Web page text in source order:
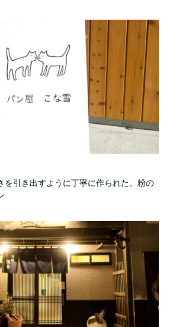
を引き出すように丁寧に作られた、粉の